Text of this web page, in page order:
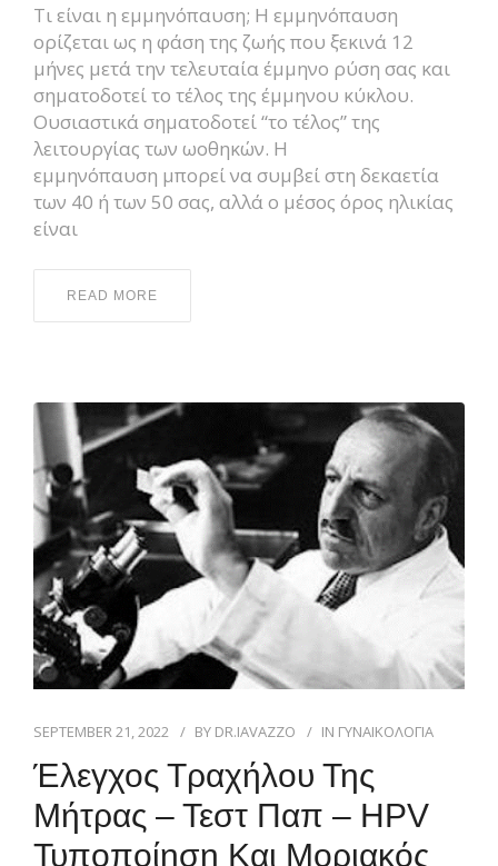
Τι είναι η εμμηνόπαυση; Η εμμηνόπαυση
ορίζεται ως η φάση της ζωής που ξεκινά 12
μήνες μετά την τελευταία έμμηνο ρύση σας και
σηματοδοτεί το τέλος της έμμηνου κύκλου.
Ουσιαστικά σηματοδοτεί “το τέλος” της
λειτουργίας των ωοθηκών. Η
εμμηνόπαυση μπορεί να συμβεί στη δεκαετία
των 40 ή των 50 σας, αλλά ο μέσος όρος ηλικίας
είναι
READ MORE
SEPTEMBER 21, 2022 BY DR.IAVAZZO IN ΓΥΝΑΙΚΟΛΟΓΙΑ
Έλεγχος Τραχήλου Της
Μήτρας – Τεστ Παπ – HPV
Τυποποίηση Και Μοριακός